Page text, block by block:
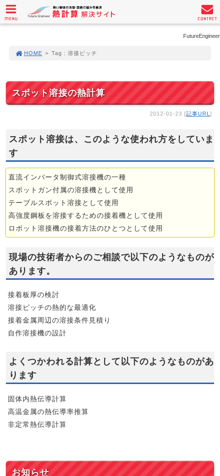
FutureEngineer
HOME > Tag : 溶接ピッチ
スポット溶接の熱計算
2012-01-23 [記事URL ]
スポット溶接は、このような使われ方をしていま
す
直流インバータ制御式溶接機の一種
スポットガン付属の溶接機として使用
テーブルスポット溶接として使用
高強度鋼板を溶接するための接着機として使用
ロボット溶接機の接着方法のひとつとして使用
現場の技術者からのご相談で以下のようなものが
あります。
接着板厚の検討
溶接ピッチの熱的な最適化
接着金属周辺の溶接条件見積り
自作溶接機の設計
よくつかわれる計算として以下のようなものがあ
ります
固体内熱伝導計算
高温金属の熱伝導率推算
非定常熱伝導計算
お知らせ
MENU CONTACT